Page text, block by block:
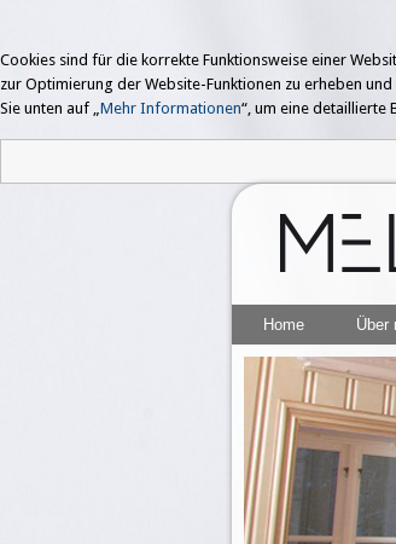
Cookies sind für die korrekte Funktionsweise einer
zur Optimierung der Website-Funktionen zu erheben
Sie unten auf „Mehr Informationen“, um eine detaillierte
Home Über